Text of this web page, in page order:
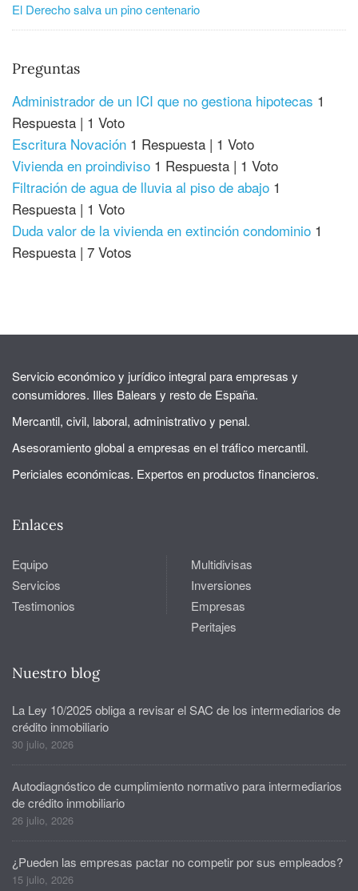
El Derecho salva un pino centenario
Preguntas
Administrador de un ICI que no gestiona hipotecas 1
Respuesta | 1 Voto
Escritura Novación 1 Respuesta | 1 Voto
Vivienda en proindiviso 1 Respuesta | 1 Voto
Filtración de agua de lluvia al piso de abajo 1
Respuesta | 1 Voto
Duda valor de la vivienda en extinción condominio 1
Respuesta | 7 Votos
Servicio económico y jurídico integral para empresas y
consumidores. Illes Balears y resto de España.
Mercantil, civil, laboral, administrativo y penal.
Asesoramiento global a empresas en el tráfico mercantil.
Periciales económicas. Expertos en productos financieros.
Enlaces
Equipo
Servicios
Testimonios
Multidivisas
Inversiones
Empresas
Peritajes
Nuestro blog
La Ley 10/2025 obliga a revisar el SAC de los intermediarios de
crédito inmobiliario
30 julio, 2026
Autodiagnóstico de cumplimiento normativo para intermediarios
de crédito inmobiliario
26 julio, 2026
¿Pueden las empresas pactar no competir por sus empleados?
15 julio, 2026